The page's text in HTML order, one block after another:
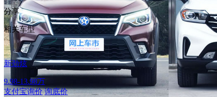
分享
相关车型
新劲炫
9.98-13.98万
支付宝询价 询底价